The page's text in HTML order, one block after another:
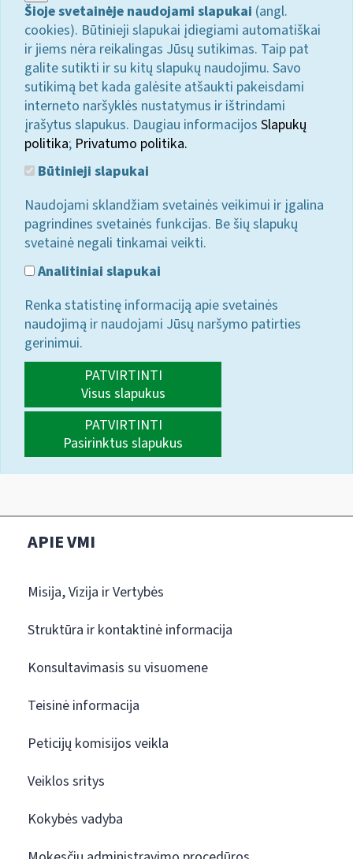
Šioje svetainėje naudojami slapukai (angl.
cookies). Būtinieji slapukai įdiegiami automatiškai
ir jiems nėra reikalingas Jūsų sutikimas. Taip pat
galite sutikti ir su kitų slapukų naudojimu. Savo
sutikimą bet kada galėsite atšaukti pakeisdami
interneto naršyklės nustatymus ir ištrindami
įrašytus slapukus. Daugiau informacijos Slapukų
politika; Privatumo politika.
Būtinieji slapukai
Naudojami sklandžiam svetainės veikimui ir įgalina
pagrindines svetainės funkcijas. Be šių slapukų
svetainė negali tinkamai veikti.
Analitiniai slapukai
Renka statistinę informaciją apie svetainės
naudojimą ir naudojami Jūsų naršymo patirties
gerinimui.
PATVIRTINTI
Visus slapukus
PATVIRTINTI
Pasirinktus slapukus
APIE VMI
Misija, Vizija ir Vertybės
Struktūra ir kontaktinė informacija
Konsultavimasis su visuomene
Teisinė informacija
Peticijų komisijos veikla
Veiklos sritys
Kokybės vadyba